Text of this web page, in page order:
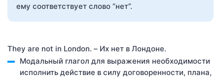
ему соответствует слово “нет”.
They are not in London. – Их нет в Лондоне.
Модальный глагол для выражения необходимости
исполнить действие в силу договоренности, плана,